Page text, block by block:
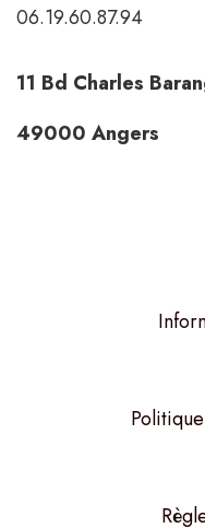
06.19.60.87.94
11 Bd Charles
49000 Angers